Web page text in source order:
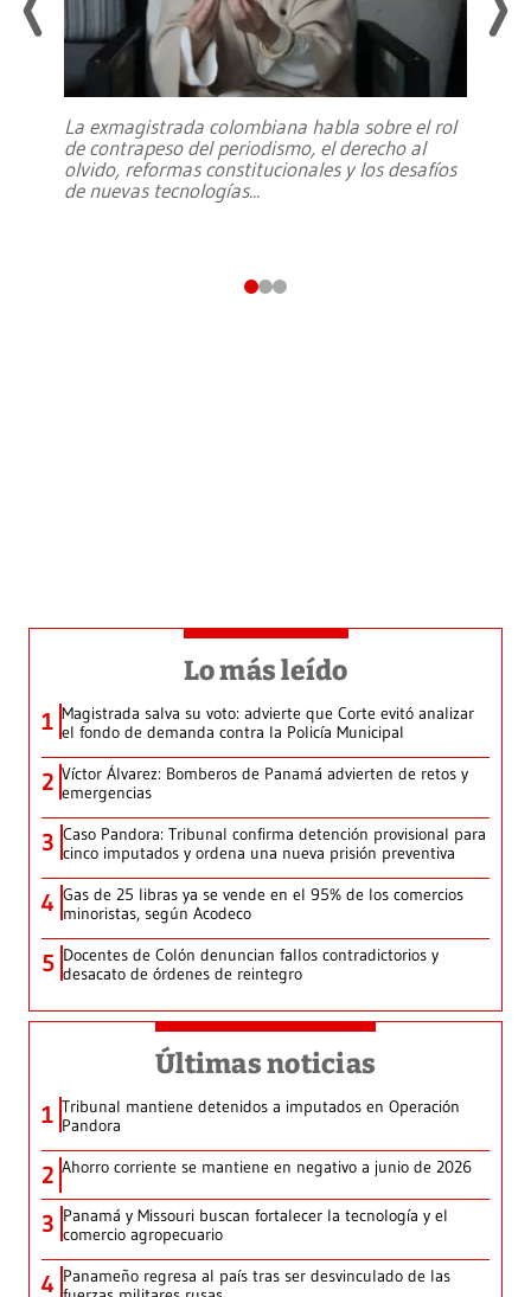
La exmagistrada colombiana habla sobre el rol
de contrapeso del periodismo, el derecho al
olvido, reformas constitucionales y los desafíos
de nuevas tecnologías...
Lo más leído
1 Magistrada salva su voto: advierte que Corte evitó analizar
el fondo de demanda contra la Policía Municipal
2 Víctor Álvarez: Bomberos de Panamá advierten de retos y
emergencias
3 Caso Pandora: Tribunal confirma detención provisional para
cinco imputados y ordena una nueva prisión preventiva
4 Gas de 25 libras ya se vende en el 95% de los comercios
minoristas, según Acodeco
5 Docentes de Colón denuncian fallos contradictorios y
desacato de órdenes de reintegro
Últimas noticias
1 Tribunal mantiene detenidos a imputados en Operación
Pandora
2 Ahorro corriente se mantiene en negativo a junio de 2026
3 Panamá y Missouri buscan fortalecer la tecnología y el
comercio agropecuario
4 Panameño regresa al país tras ser desvinculado de las